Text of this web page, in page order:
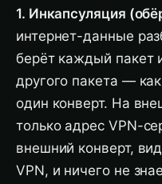
1. Инкапсуляция
интернет-данные
берёт каждый пакет
другого пакета —
один конверт. На
только адрес VPN-
внешний конверт,
VPN, и ничего не